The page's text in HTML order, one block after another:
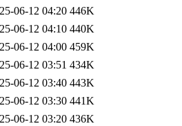
06-12 04:20 446K
06-12 04:10 440K
06-12 04:00 459K
06-12 03:51 434K
06-12 03:40 443K
06-12 03:30 441K
06-12 03:20 436K